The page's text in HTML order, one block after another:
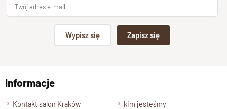
Stan produktu
Podpis
Wyślij opinię
Wypisz się Zapisz się
Informacje
Kontakt salon Kraków
kim jesteśmy